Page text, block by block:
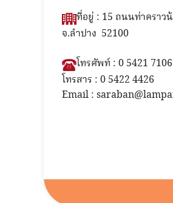
ที่อยู่ : 15 ถนนท่าคราว
จ.ลำปาง 52100
โทรศัพท์ : 0 5421 7106
โทรสาร : 0 5422 4426
Email :